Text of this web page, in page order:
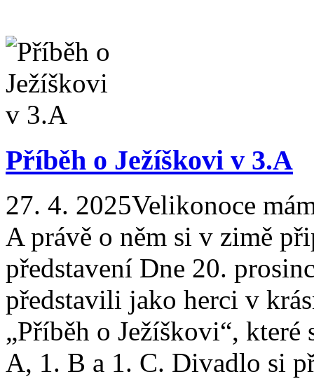
Příběh o Ježíškovi v 3.A
27. 4. 2025Velikonoce
A právě o něm si v zimě
představení Dne 20.
představili jako herci v
„Příběh o Ježíškovi“,
A, 1. B a 1. C. Divadlo si